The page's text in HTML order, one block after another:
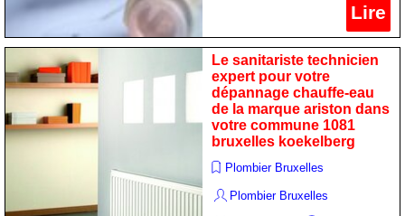
marque chappée dans votre
commune 1081 bruxelles
koekelberg
Lire
Le sanitariste technicien
expert pour votre
dépannage chauffe-eau
de la marque ariston dans
votre commune 1081
bruxelles koekelberg
Plombier Bruxelles
Plombier Bruxelles